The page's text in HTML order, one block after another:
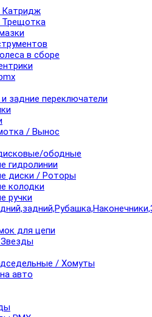
Катридж
Трещотка
в сборе
задние переключатели
/ Вынос
ободные
гидролинии
диски / Роторы
колодки
ручки
для цепи
/ Хомуты
авто